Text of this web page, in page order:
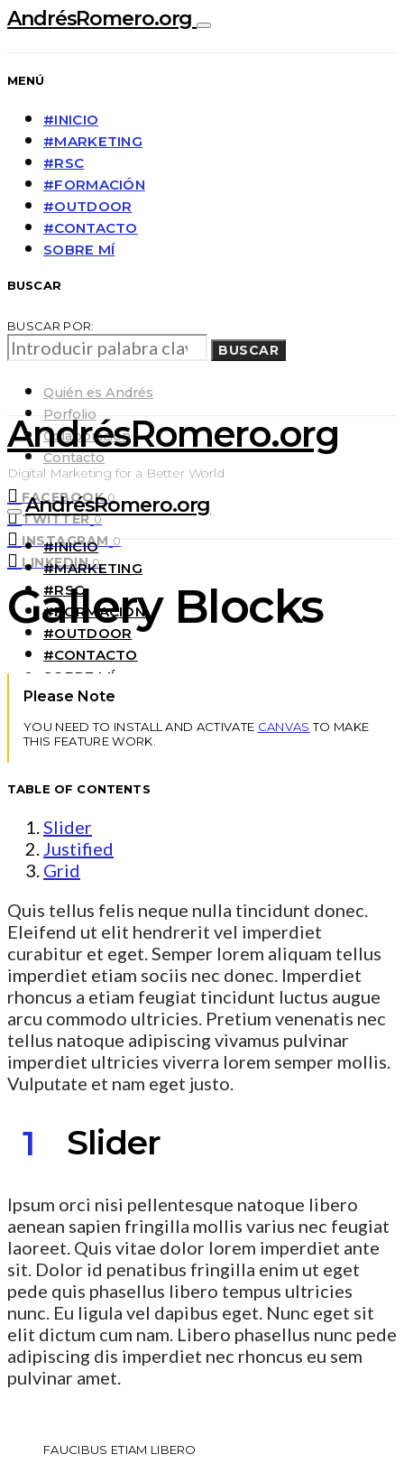
AndrésRomero.org
MENÚ
#INICIO
#MARKETING
#RSC
#FORMACIÓN
#OUTDOOR
#CONTACTO
SOBRE MÍ
BUSCAR
BUSCAR POR:
BUSCAR
Quién es Andrés
Porfolio
Colaboración
Contacto
FACEBOOK 0
TWITTER 0
INSTAGRAM 0
LINKEDIN 0
AndrésRomero.org
Digital Marketing for a Better World
AndrésRomero.org
#INICIO
#MARKETING
#RSC
#FORMACIÓN
#OUTDOOR
#CONTACTO
SOBRE MÍ
Gallery Blocks
Please Note
YOU NEED TO INSTALL AND ACTIVATE CANVAS TO MAKE
THIS FEATURE WORK.
TABLE OF CONTENTS
Slider
Justified
Grid
Quis tellus felis neque nulla tincidunt donec.
Eleifend ut elit hendrerit vel imperdiet
curabitur et eget. Semper lorem aliquam tellus
imperdiet etiam sociis nec donec. Imperdiet
rhoncus a etiam feugiat tincidunt luctus augue
arcu commodo ultricies. Pretium venenatis nec
tellus natoque adipiscing vivamus pulvinar
imperdiet ultricies viverra lorem semper mollis.
Vulputate et nam eget justo.
Slider
Ipsum orci nisi pellentesque natoque libero
aenean sapien fringilla mollis varius nec feugiat
laoreet. Quis vitae dolor lorem imperdiet ante
sit. Dolor id penatibus fringilla enim ut eget
pede quis phasellus libero tempus ultricies
nunc. Eu ligula vel dapibus eget. Nunc eget sit
elit dictum cum nam. Libero phasellus nunc pede
adipiscing dis imperdiet nec rhoncus eu sem
pulvinar amet.
FAUCIBUS ETIAM LIBERO